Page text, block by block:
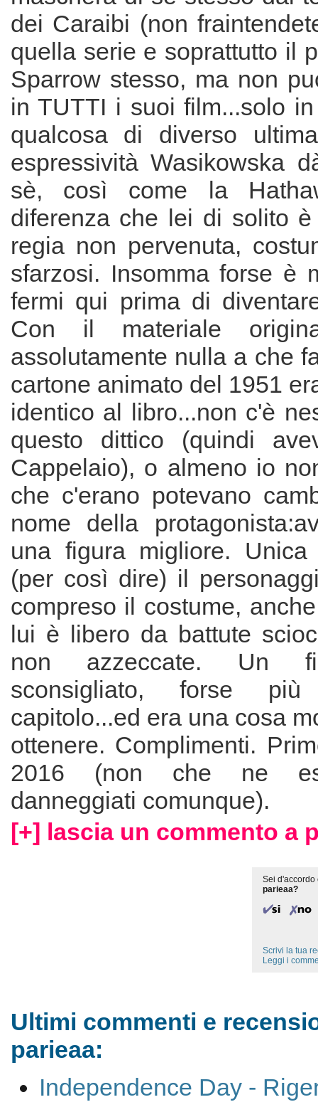
dei Caraibi (non
quella serie e soprattutto il
Sparrow stesso, ma non
in TUTTI i suoi film...solo
qualcosa di diverso
espressività Wasikowska
sè, così come la
diferenza che lei di solito
regia non pervenuta,
sfarzosi. Insomma forse è
fermi qui prima di
Con il materiale
assolutamente nulla a che
cartone animato del 1951
identico al libro...non c'è
questo dittico (quindi
Cappelaio), o almeno io
che c'erano potevano
nome della
una figura migliore.
(per così dire) il
compreso il costume,
lui è libero da battute
non azzeccate. Un
sconsigliato, forse
capitolo...ed era una cosa
ottenere. Complimenti.
2016 (non che ne
danneggiati comunque).
[+] lascia un commento a
Sei d'accordo
parieaa?
Scrivi la tua
Leggi i
Ultimi commenti e
parieaa:
Independence Day -